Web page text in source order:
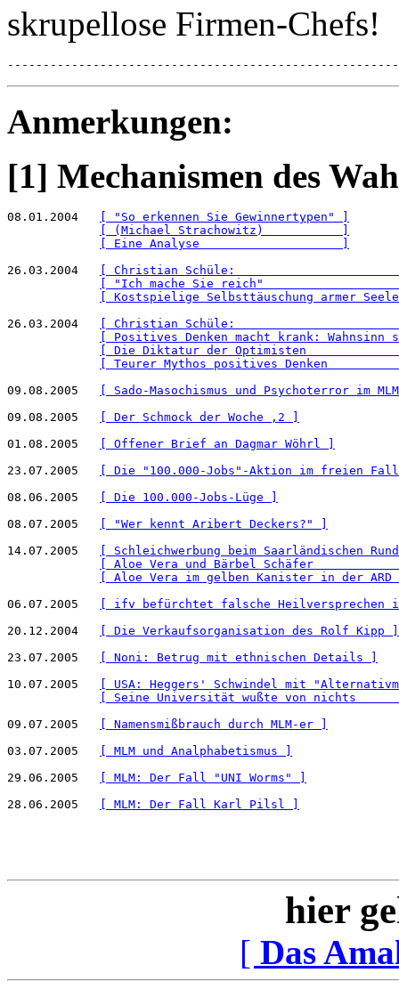
skrupellose Firmen-Chefs!
Anmerkungen:
[1] Mechanismen des
08.01.2004
[ "So erkennen Sie Gewinnertypen" ]
[ (Michael Strachowitz)           ]
[ Eine Analyse                    ]
26.03.2004
[ Christian Schüle:
[ "Ich mache Sie reich"
[ Kostspielige Selbsttäuschung armer
26.03.2004
[ Christian Schüle:
[ Positives Denken macht krank:
[ Die Diktatur der Optimisten
[ Teurer Mythos positives Denken
09.08.2005
[ Sado-Masochismus und Psychoterror im
09.08.2005
[ Der Schmock der Woche ,2 ]
01.08.2005
[ Offener Brief an Dagmar Wöhrl ]
23.07.2005
[ Die "100.000-Jobs"-Aktion im freien
08.06.2005
[ Die 100.000-Jobs-Lüge ]
08.07.2005
[ "Wer kennt Aribert Deckers?" ]
14.07.2005
[ Schleichwerbung beim Saarländischen
[ Aloe Vera und Bärbel Schäfer
[ Aloe Vera im gelben Kanister in der
06.07.2005
[ ifv befürchtet falsche Heilversprechen
20.12.2004
[ Die Verkaufsorganisation des Rolf Kipp ]
23.07.2005
[ Noni: Betrug mit ethnischen Details ]
10.07.2005
[ USA: Heggers' Schwindel mit
[ Seine Universität wußte von
09.07.2005
[ Namensmißbrauch durch MLM-er ]
03.07.2005
[ MLM und Analphabetismus ]
29.06.2005
[ MLM: Der Fall "UNI Worms" ]
28.06.2005
[ MLM: Der Fall Karl Pilsl ]
hier
[ Das